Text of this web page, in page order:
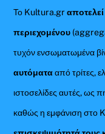
Το Kultura.gr
περιεχομένου
τυχόν ενσωματωμένα
αυτόματααπό τρίτες,
ιστοσελίδες αυτές, ως
καθώς η εμφάνιση στο